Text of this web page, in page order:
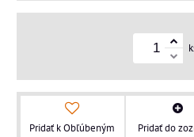
Pridať k Obľúbeným Pridať do